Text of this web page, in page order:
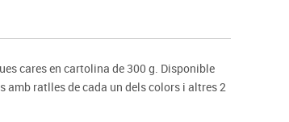
rítmica
cares en cartolina de 300 g. Disponible
amb ratlles de cada un dels colors i altres 2